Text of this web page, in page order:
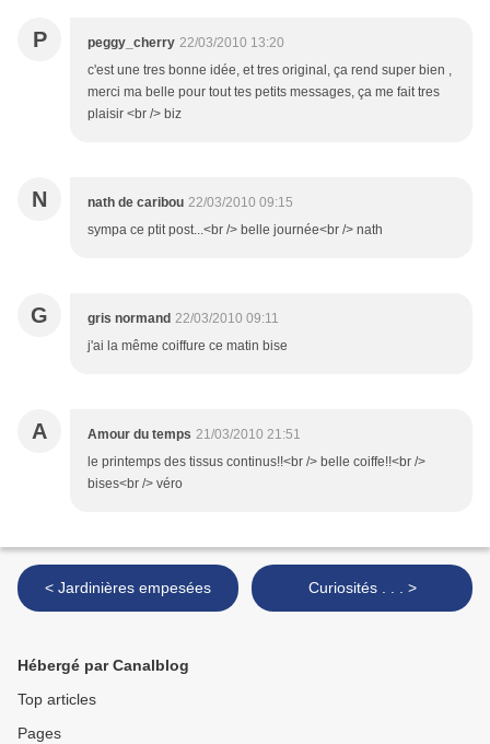
P peggy_cherry 22/03/2010 13:20
c'est une tres bonne idée, et tres original, ça rend super bien ,
merci ma belle pour tout tes petits messages, ça me fait tres
plaisir <br /> biz
N nath de caribou 22/03/2010 09:15
sympa ce ptit post...<br /> belle journée<br /> nath
G gris normand 22/03/2010 09:11
j'ai la même coiffure ce matin bise
A Amour du temps 21/03/2010 21:51
le printemps des tissus continus!!<br /> belle coiffe!!<br />
bises<br /> véro
< Jardinières empesées Curiosités . . . >
Hébergé par Canalblog
Top articles
Pages